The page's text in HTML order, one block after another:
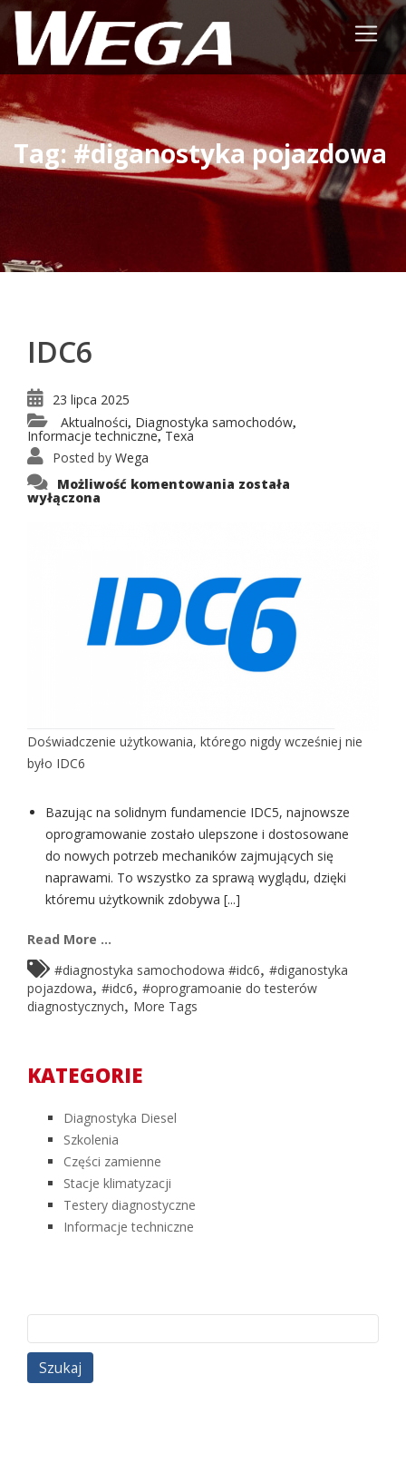
Tag: #diganostyka pojazdowa
IDC6
23 lipca 2025
Aktualności, Diagnostyka samochodów,
Informacje techniczne, Texa
Posted by Wega
Możliwość komentowania IDC6
została
wyłączona
Doświadczenie użytkowania, którego nigdy wcześniej nie
było IDC6
Bazując na solidnym fundamencie IDC5, najnowsze
oprogramowanie zostało ulepszone i dostosowane
do nowych potrzeb mechaników zajmujących się
naprawami. To wszystko za sprawą wyglądu, dzięki
któremu użytkownik zdobywa [...]
Read More ...
#diagnostyka samochodowa #idc6, #diganostyka
pojazdowa, #idc6, #oprogramoanie do testerów
diagnostycznych, More Tags
KATEGORIE
Diagnostyka Diesel
Szkolenia
Części zamienne
Stacje klimatyzacji
Testery diagnostyczne
Informacje techniczne
Szukaj: